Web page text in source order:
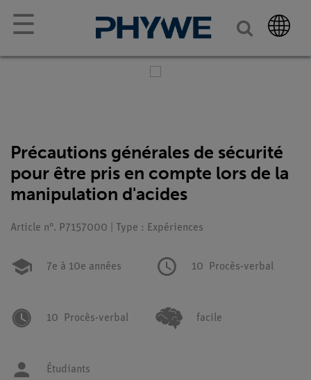
☰
Précautions générales de sécurité
pour être pris en compte lors de la
manipulation d'acides
Article n°. P7157000 | Type : Expériences
7e à 10e années 10 Procès-verbal
10 Procès-verbal facile
Étudiants